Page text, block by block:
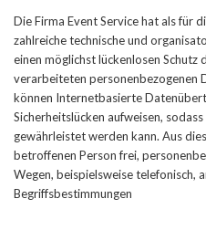
Die Firma Event Service hat als für
zahlreiche technische und
einen möglichst lückenlosen
verarbeiteten personenbezogenen
können Internetbasierte
Sicherheitslücken aufweisen,
gewährleistet werden kann. Aus
betroffenen Person frei,
Wegen, beispielsweise telefonisch,
Begriffsbestimmungen